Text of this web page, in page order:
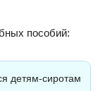
пособий:
детям-сиротам